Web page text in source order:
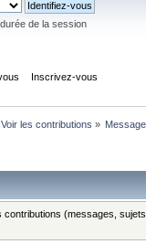
de la session
Inscrivez-vous
Voir les contributions »
(messages,